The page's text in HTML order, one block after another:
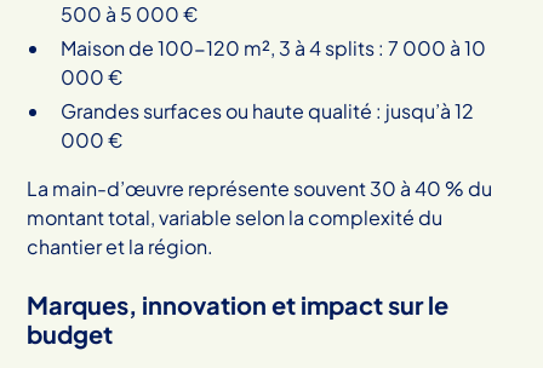
500 à 5 000 €
Maison de 100-120 m², 3 à 4 splits : 7 000 à 10
000 €
Grandes surfaces ou haute qualité : jusqu’à 12
000 €
La main-d’œuvre représente souvent 30 à 40 % du
montant total, variable selon la complexité du
chantier et la région.
Marques, innovation et impact sur le
budget